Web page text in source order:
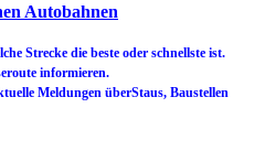
Autobahnen
Strecke die beste oder schnellste ist.
informieren.
Meldungen überStaus, Baustellen